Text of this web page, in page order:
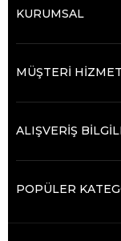
KURUMSAL
MÜŞTERİ
ALIŞVERİŞ
POPÜLER